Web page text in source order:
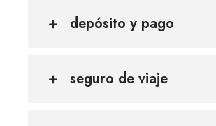
depósito y pago
seguro de viaje